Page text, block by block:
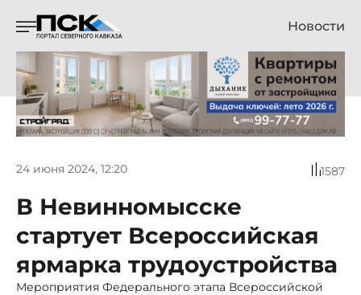
Новости
24 июня 2024, 12:20 1587
В Невинномысске
стартует Всероссийская
ярмарка трудоустройства
Мероприятия Федерального этапа Всероссийской